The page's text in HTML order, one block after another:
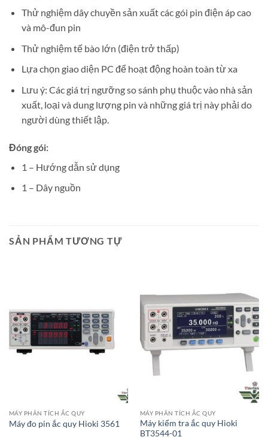
Thử nghiệm dây chuyền sản xuất các gói pin điện áp cao
và mô-đun pin
Thử nghiệm tế bào lớn (điện trở thấp)
Lựa chọn giao diện PC để hoạt động hoàn toàn từ xa
Lưu ý: Các giá trị ngưỡng so sánh phụ thuộc vào nhà sản
xuất, loại và dung lượng pin và những giá trị này phải do
người dùng thiết lập.
Đóng gói:
1 – Hướng dẫn sử dụng
1 – Dây nguồn
SẢN PHẨM TƯƠNG TỰ
MÁY PHÂN TÍCH ẮC QUY
Máy đo pin ắc quy Hioki 3561
MÁY PHÂN TÍCH ẮC QUY
Máy kiểm tra ắc quy Hioki
BT3544-01